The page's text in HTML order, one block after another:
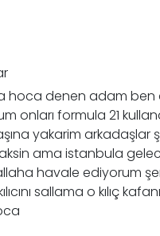
hoca denen adam ben
onları formula 21
yakarim arkadaşlar
ama istanbula
havale ediyorum
sallama o kılıç